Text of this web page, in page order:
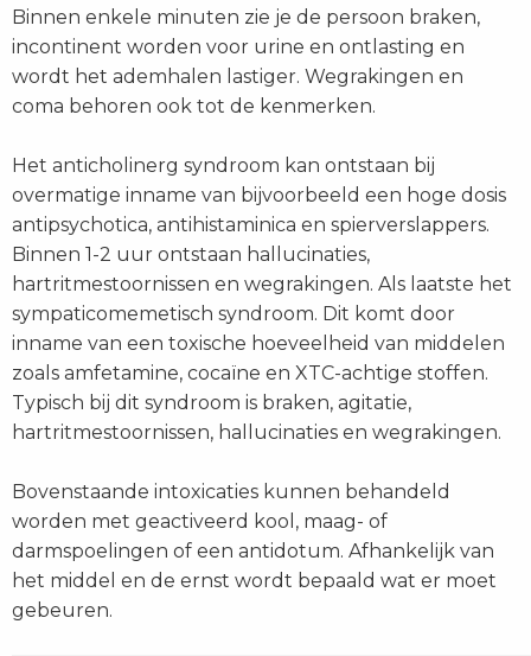
Binnen enkele minuten zie je de persoon braken,
incontinent worden voor urine en ontlasting en
wordt het ademhalen lastiger. Wegrakingen en
coma behoren ook tot de kenmerken.
Het anticholinerg syndroom kan ontstaan bij
overmatige inname van bijvoorbeeld een hoge dosis
antipsychotica, antihistaminica en spierverslappers.
Binnen 1-2 uur ontstaan hallucinaties,
hartritmestoornissen en wegrakingen. Als laatste het
sympaticomemetisch syndroom. Dit komt door
inname van een toxische hoeveelheid van middelen
zoals amfetamine, cocaïne en XTC-achtige stoffen.
Typisch bij dit syndroom is braken, agitatie,
hartritmestoornissen, hallucinaties en wegrakingen.
Bovenstaande intoxicaties kunnen behandeld
worden met geactiveerd kool, maag- of
darmspoelingen of een antidotum. Afhankelijk van
het middel en de ernst wordt bepaald wat er moet
gebeuren.